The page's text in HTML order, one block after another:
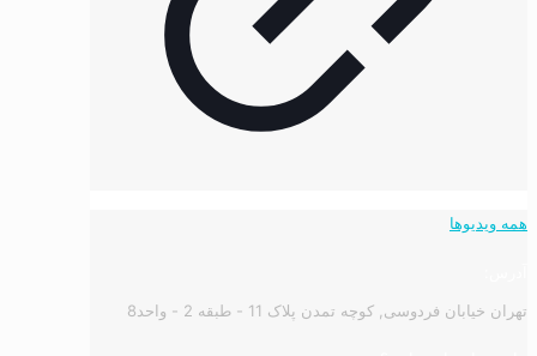
همه ویدیوها
تهران خیابان فردوسی, کوچه تمدن پلاک 11 - طبقه 2 - واحد8